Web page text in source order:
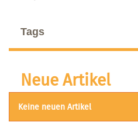
Tags
Neue Artikel
Keine neuen Artikel